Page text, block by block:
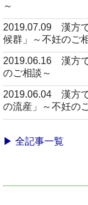
～
2019.07.09 漢方
候群」～不妊のご
2019.06.16 漢方
のご相談～
2019.06.04 漢方
の流産」～不妊の
▶ 全記事一覧